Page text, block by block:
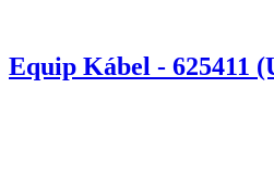
Equip Kábel - 625411